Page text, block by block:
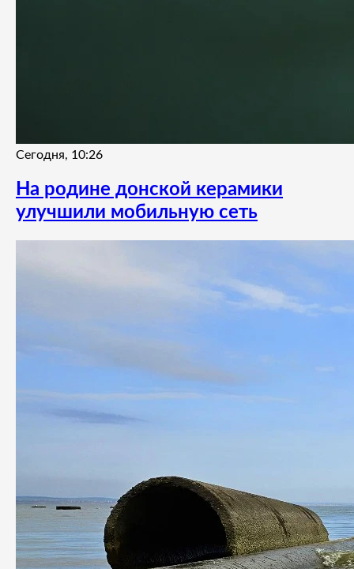
Сегодня, 10:26
На родине донской керамики
улучшили мобильную сеть